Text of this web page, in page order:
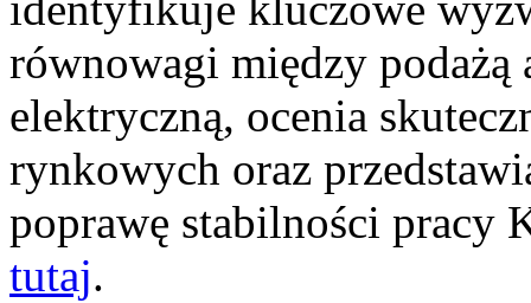
równowagi między podażą
elektryczną, ocenia
rynkowych oraz
poprawę stabilności pracy
tutaj.